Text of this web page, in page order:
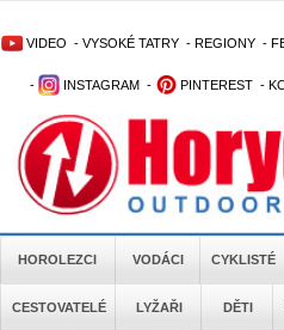
VIDEO - VYSOKÉ TATRY - REGIONY -
- INSTAGRAM - PINTEREST -
HOROLEZCI VODÁCI CYKLISTÉ
CESTOVATELÉ LYŽAŘI DĚTI